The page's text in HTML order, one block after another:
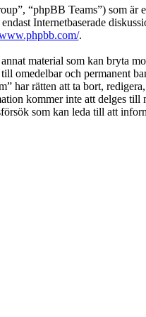
“phpBB Teams”) som är
Internetbaserade
.
material som kan bryta
omedelbar och permanent
har rätten att ta bort,
kommer inte att delges till
som kan leda till att